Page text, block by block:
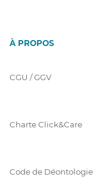
À PROPOS
CGU / GGV
Charte Click&Care
Code de Déontologie